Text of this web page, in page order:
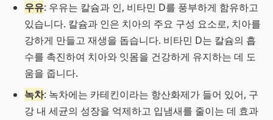
우유: 우유는 칼슘과 인, 비타민 D를 풍부하게 함유하고
있습니다. 칼슘과 인은 치아의 주요 구성 요소로, 치아를
강하게 만들고 재생을 돕습니다. 비타민 D는 칼슘의 흡
수를 촉진하여 치아와 잇몸을 건강하게 유지하는 데 도
움을 줍니다.
녹차: 녹차에는 카테킨이라는 항산화제가 들어 있어, 구
강 내 세균의 성장을 억제하고 입냄새를 줄이는 데 효과